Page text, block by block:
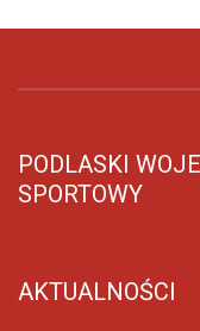
PODLASKI
SPORTOWY
AKTUALNOŚCI